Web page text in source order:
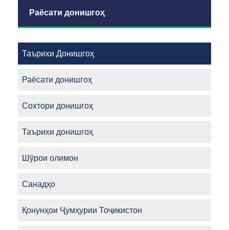
Раёсати донишгоҳ
Таърихи Донишгоҳ
Раёсати донишгоҳ
Сохтори донишгоҳ
Таърихи донишгоҳ
Шӯрои олимон
Санадҳо
Қонунҳои Ҷумҳурии Тоҷикистон